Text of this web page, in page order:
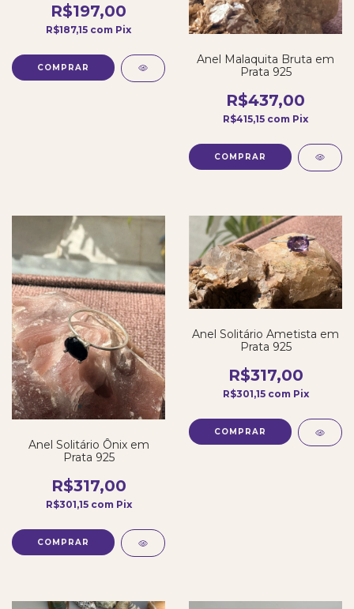
R$197,00
R$187,15 com Pix
Anel Malaquita Bruta em
Prata 925
R$437,00
R$415,15 com Pix
Anel Solitário Ônix em
Prata 925
R$317,00
R$301,15 com Pix
COMPRAR
Anel Solitário Ametista em
Prata 925
R$317,00
R$301,15 com Pix
COMPRAR